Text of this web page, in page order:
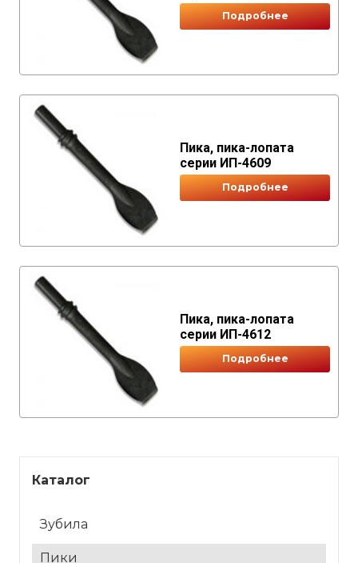
Подробнее
Пика, пика-лопата
серии ИП-4609
Подробнее
Пика, пика-лопата
серии ИП-4612
Подробнее
Каталог
Зубила
Пики